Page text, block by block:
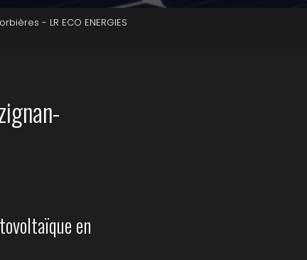
- LR ECO ENERGIES
en